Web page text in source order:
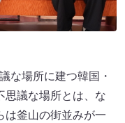
な場所に建つ韓国・
議な場所とは、な
釜山の街並みが一